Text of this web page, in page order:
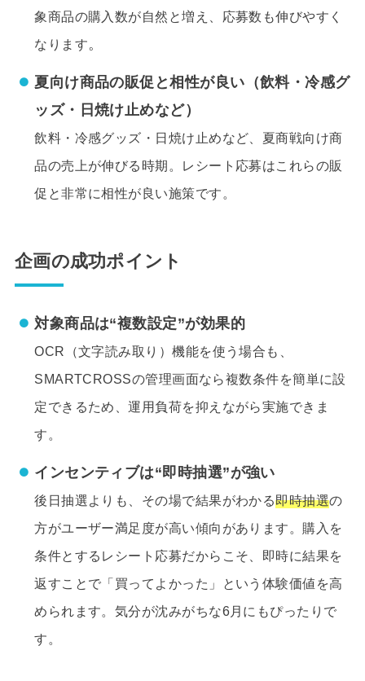
象商品の購入数が自然と増え、応募数も伸びやすく
なります。
夏向け商品の販促と相性が良い（飲料・冷感グ
ッズ・日焼け止めなど）
飲料・冷感グッズ・日焼け止めなど、夏商戦向け商
品の売上が伸びる時期。レシート応募はこれらの販
促と非常に相性が良い施策です。
企画の成功ポイント
対象商品は“複数設定”が効果的
OCR（文字読み取り）機能を使う場合も、
SMARTCROSSの管理画面なら複数条件を簡単に設
定できるため、運用負荷を抑えながら実施できま
す。
インセンティブは“即時抽選”が強い
後日抽選よりも、その場で結果がわかる即時抽選の
方がユーザー満足度が高い傾向があります。購入を
条件とするレシート応募だからこそ、即時に結果を
返すことで「買ってよかった」という体験価値を高
められます。気分が沈みがちな6月にもぴったりで
す。